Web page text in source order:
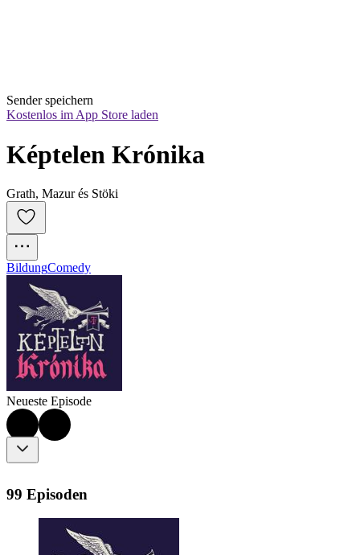
Sender speichern
Kostenlos im App Store laden
Képtelen Krónika
Grath, Mazur és Stöki
BildungComedy
Neueste Episode
99 Episoden